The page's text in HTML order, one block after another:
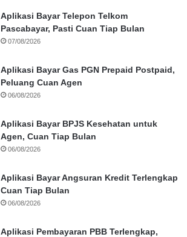
Aplikasi Bayar Telepon Telkom
Pascabayar, Pasti Cuan Tiap Bulan
07/08/2026
Aplikasi Bayar Gas PGN Prepaid Postpaid,
Peluang Cuan Agen
06/08/2026
Aplikasi Bayar BPJS Kesehatan untuk
Agen, Cuan Tiap Bulan
06/08/2026
Aplikasi Bayar Angsuran Kredit Terlengkap
Cuan Tiap Bulan
06/08/2026
Aplikasi Pembayaran PBB Terlengkap,